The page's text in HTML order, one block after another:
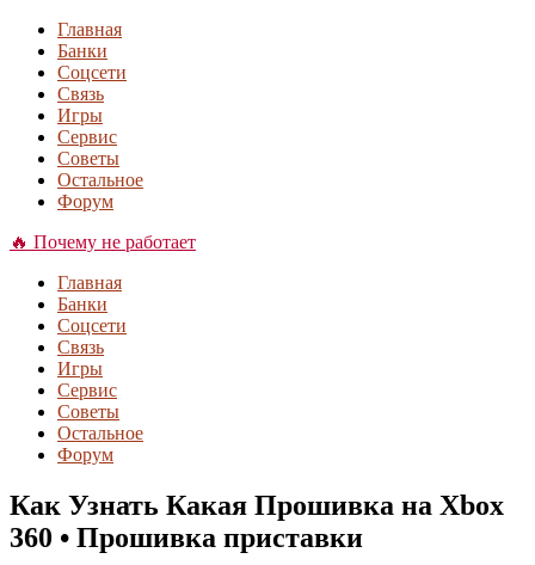
Главная
Банки
Соцсети
Связь
Игры
Сервис
Советы
Остальное
Форум
🔥 Почему не работает
Главная
Банки
Соцсети
Связь
Игры
Сервис
Советы
Остальное
Форум
Как Узнать Какая Прошивка на Xbox
360 • Прошивка приставки